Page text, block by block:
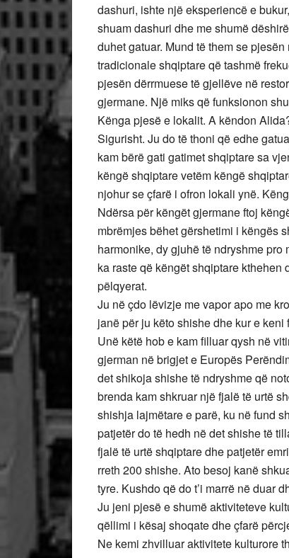
dashuri, ishte një eksperiencë e
shuam dashuri dhe me shumë
duhet gatuar. Mund të them se
tradicionale shqiptare që tashmë
pjesën dërrmuese të gjellëve në
gjermane. Një miks që funksionon
Kënga pjesë e lokalit. A këndon
Sigurisht. Ju do të thoni që edhe
kam bërë gati gatimet shqiptare sa
këngë shqiptare vetëm këngë
njohur se çfarë i ofron lokali ynë.
Ndërsa për këngët gjermane ftoj
mbrëmjes bëhet gërshetimi i këngës
harmonike, dy gjuhë të ndryshme
ka raste që këngët shqiptare
pëlqyerat.
Ju në çdo lëvizje me vapor apo me
janë për ju këto shishe dhe kur e keni
Unë këtë hob e kam filluar qysh në
gjerman në brigjet e Europës
det shikoja shishe të ndryshme që
brenda kam shkruar një fjalë të urtë
shishja lajmëtare e parë, ku në fund
patjetër do të hedh në det shishe të
fjalë të urtë shqiptare dhe patjetër
rreth 200 shishe. Ato besoj kanë
tyre. Kushdo që do t’i marrë në duar
Ju jeni pjesë e shumë aktiviteteve
qëllimi i kësaj shoqate dhe çfarë
Ne kemi zhvilluar aktivitete kulturore